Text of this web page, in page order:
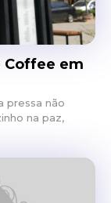
Coffee em
pressa não
na paz,